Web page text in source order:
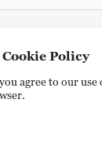
备20000184号
Policy
agree to our